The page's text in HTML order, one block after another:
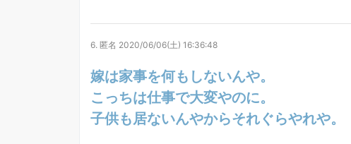
6. 匿名 2020/06/06(土) 16:36:48
嫁は家事を何もしないんや。
こっちは仕事で大変やのに。
子供も居ないんやからそれぐらやれや。